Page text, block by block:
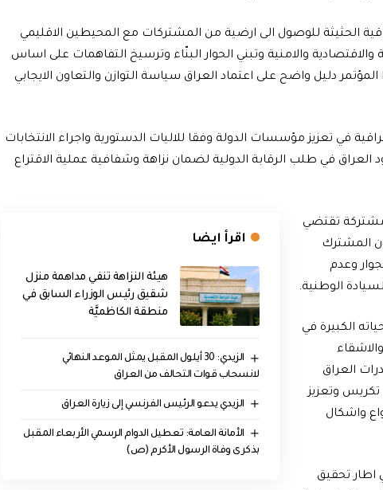
الحثيثة للوصول الى ارضية من المشتركات مع المحيطين الاقليمي
والامنية وتبني الحوار البنّاء وترسيخ التفاهمات على اساس
دليل واضح على اعتماد العراق سياسة التوازن والتعاون الايجابي
في تعزيز مؤسسات الدولة وفقا للاليات الدستورية واجراء الانتخابات
العراق في طلب الرقابة الدولية لضمان نزاهة وشفافية عملية الاقتراع
اقرأ ايضا
هيئة النزاهة تنفي مداهمة منزل
شقيق رئيس الوزراء السابق في
منطقة الكاظميَّة
الزيدي: 30 أيلول المقبل يمثل الموعد النهائي
لانسحاب قوات التحالف من العراق
الزيدي يدعو الرئيس الفرنسي إلى زيارة العراق
الأمانة العامة: تعطيل الدوام الرسمي الأربعاء المقبل
بذكرى وفاة الرسول الأكرم (ص)
مشتركة تقتضي
المشترك
وعدم
الوطنية.
الكبيرة في
العراق
وتعزيز
واشكال
اطار تحقيق